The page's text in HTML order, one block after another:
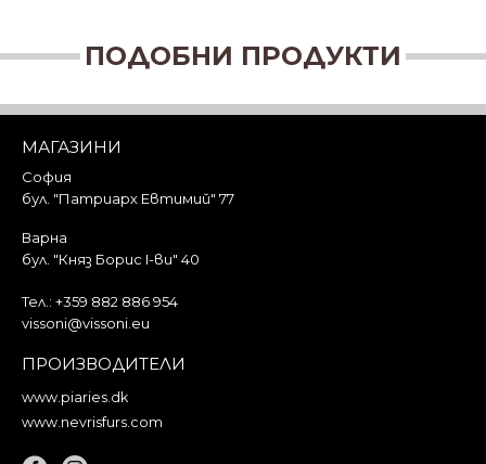
ПОДОБНИ ПРОДУКТИ
МАГАЗИНИ
София
бул. "Патриарх Евтимий" 77
Варна
бул. "Княз Борис I-ви" 40
Тел.: +359 882 886 954
vissoni@vissoni.eu
ПРОИЗВОДИТЕЛИ
www.piaries.dk
www.nevrisfurs.com